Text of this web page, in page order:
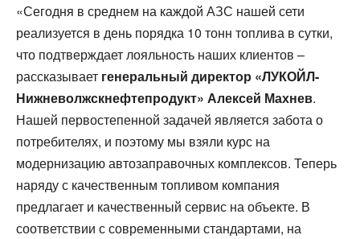
«Сегодня в среднем на каждой АЗС нашей сети
реализуется в день порядка 10 тонн топлива в сутки,
что подтверждает лояльность наших клиентов –
рассказывает генеральный директор «ЛУКОЙЛ-
Нижневолжскнефтепродукт» Алексей Махнев.
Нашей первостепенной задачей является забота о
потребителях, и поэтому мы взяли курс на
модернизацию автозаправочных комплексов. Теперь
наряду с качественным топливом компания
предлагает и качественный сервис на объекте. В
соответствии с современными стандартами, на